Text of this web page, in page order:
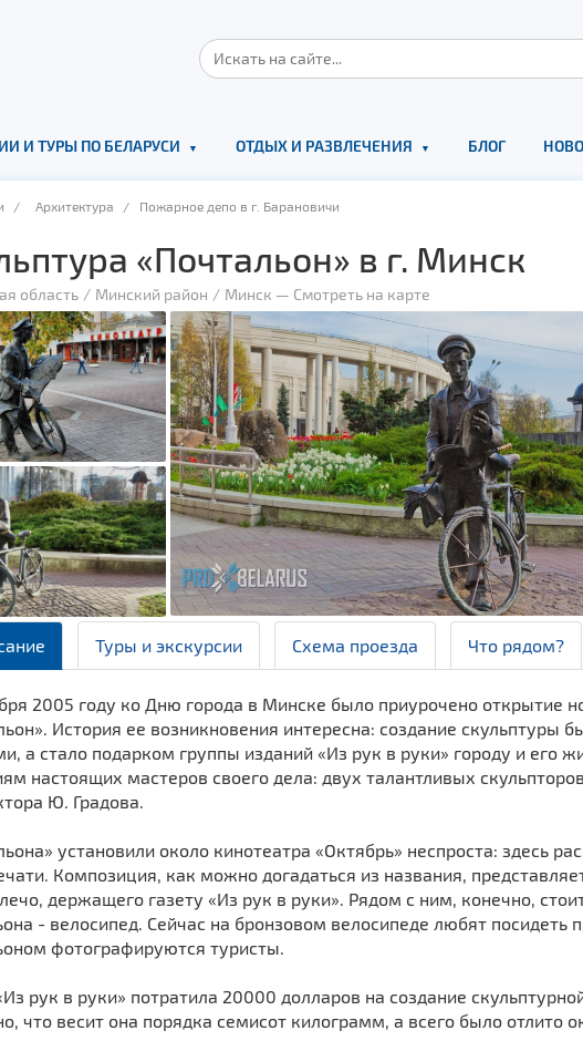
И ТУРЫ ПО БЕЛАРУСИ ОТДЫХ И РАЗВЛЕЧЕНИЯ БЛОГ
/ Архитектура / Пожарное депо в г. Барановичи
«Почтальон» в г. Минск
область Минский район Минск — Смотреть на карте
Туры и экскурсии Схема проезда Что рядом?
2005 году ко Дню города в Минске было приурочено открытие
История ее возникновения интересна: создание скульптуры
а стало подарком группы изданий «Из рук в руки» городу и его
настоящих мастеров своего дела: двух талантливых
Ю. Градова.
установили около кинотеатра «Октябрь» неспроста: здесь
Композиция, как можно догадаться из названия,
держащего газету «Из рук в руки». Рядом с ним, конечно,
- велосипед. Сейчас на бронзовом велосипеде любят
фотографируются туристы.
рук в руки» потратила 20000 долларов на создание
что весит она порядка семисот килограмм, а всего было отлито